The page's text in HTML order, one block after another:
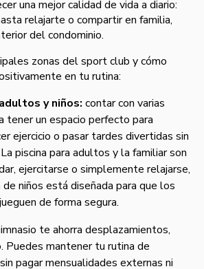
una mejor calidad de vida a diario:
relajarte o compartir en familia,
del condominio.
zonas del sport club y cómo
en tu rutina:
y niños: contar con varias
tener un espacio perfecto para
ejercicio o pasar tardes divertidas sin
piscina para adultos y la familiar son
ejercitarse o simplemente relajarse,
niños está diseñada para que los
de forma segura.
te ahorra desplazamientos,
Puedes mantener tu rutina de
pagar mensualidades externas ni